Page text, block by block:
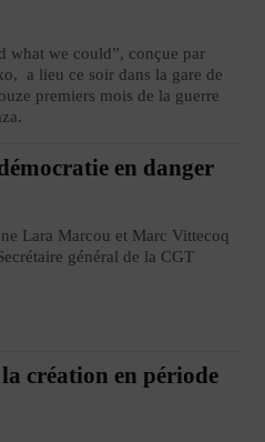
what we could”, conçue par
a lieu ce soir dans la gare de
premiers mois de la guerre
en danger
Lara Marcou et Marc Vittecoq
général de la CGT
création en période